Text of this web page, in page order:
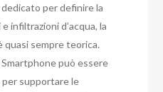
per definire la
infiltrazioni d’acqua, la
quasi sempre teorica.
può essere
supportare le